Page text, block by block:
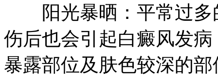
阳光暴晒：平常过多
伤后也会引起白癜风发
暴露部位及肤色较深的